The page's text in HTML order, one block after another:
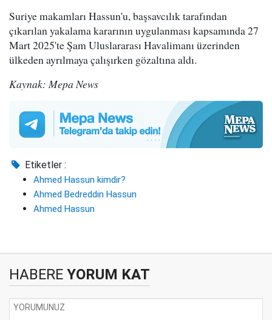
Suriye makamları Hassun'u, başsavcılık tarafından
çıkarılan yakalama kararının uygulanması kapsamında 27
Mart 2025'te Şam Uluslararası Havalimanı üzerinden
ülkeden ayrılmaya çalışırken gözaltına aldı.
Kaynak: Mepa News
Etiketler :
Ahmed Hassun kimdir?
Ahmed Bedreddin Hassun
Ahmed Hassun
HABERE YORUM KAT